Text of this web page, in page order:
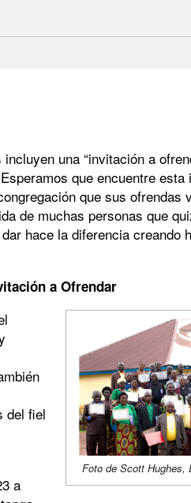
una “invitación a
que encuentre
que sus ofrendas
de muchas personas que
hace la diferencia creando
a Ofrendar
Foto de Scott Hughes,
del fiel
a